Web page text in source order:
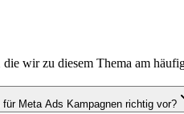
wir zu diesem Thema am
Meta Ads Kampagnen richtig vor?